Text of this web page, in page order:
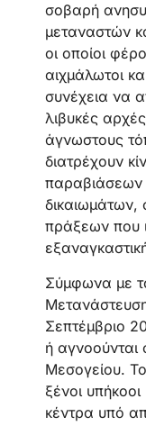
σοβαρή
μεταναστών
οι οποίοι
αιχμάλωτοι
συνέχεια να
λιβυκές
άγνωστους
διατρέχουν
πράξεων που
Σύμφωνα με
Σεπτέμβριο
ή αγνοούνται
Μεσογείου.
ξένοι
κέντρα υπό